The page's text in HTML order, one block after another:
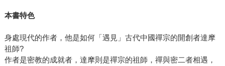
本書特色
身處現代的作者，他是如何「遇見」古代中國禪宗的開創者達摩
祖師?
作者是密教的成就者，達摩則是禪宗的祖師，禪與密二者相遇，